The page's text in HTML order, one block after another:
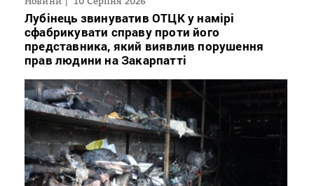
Лубінець звинуватив ОТЦК у намірі
сфабрикувати справу проти його
представника, який виявлив порушення
прав людини на Закарпатті